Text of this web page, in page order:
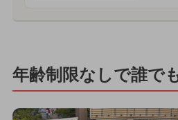
年齢制限なしで誰で